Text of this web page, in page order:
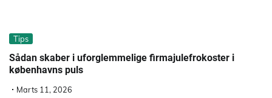
Tips
Sådan skaber i uforglemmelige firmajulefrokoster i
københavns puls
Marts 11, 2026